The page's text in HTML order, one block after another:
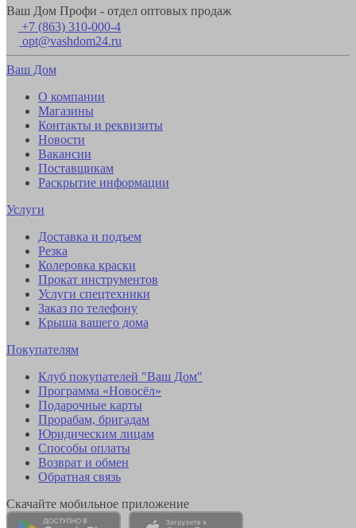
Ваш Дом Профи - отдел оптовых продаж
+7 (863) 310-000-4
opt@vashdom24.ru
Ваш Дом
О компании
Магазины
Контакты и реквизиты
Новости
Вакансии
Поставщикам
Раскрытие информации
Услуги
Доставка и подъем
Резка
Колеровка краски
Прокат инструментов
Услуги спецтехники
Заказ по телефону
Крыша вашего дома
Покупателям
Клуб покупателей "Ваш Дом"
Программа «Новосёл»
Подарочные карты
Прорабам, бригадам
Юридическим лицам
Способы оплаты
Возврат и обмен
Обратная связь
Скачайте мобильное приложение